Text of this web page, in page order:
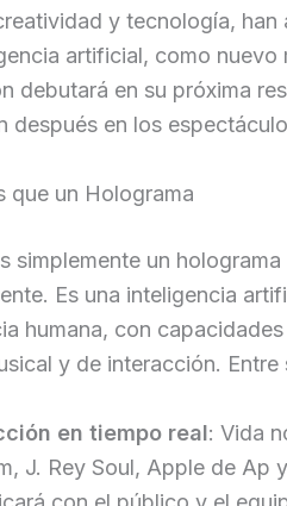
y tecnología,
artificial, como
debutará en su próxima
después en los
que un Holograma
simplemente un
Es una inteligencia
humana, con
y de interacción.
en tiempo real: Vida
J. Rey Soul, Apple de Ap